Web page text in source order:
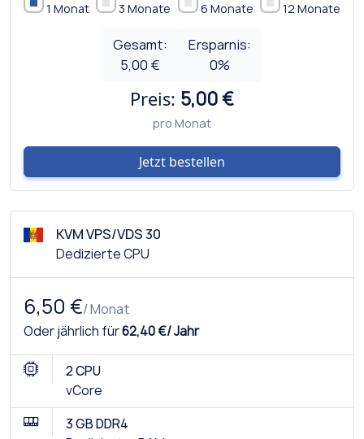
1 Monat 3 Monate 6 Monate 12 Monate
Gesamt:
5,00 €
Ersparnis:
0%
Preis: 5,00 €
pro Monat
Jetzt bestellen
KVM VPS/VDS 30
Dedizierte CPU
6,50 €/ Monat
Oder jährlich für62,40 €/ Jahr
2 CPU
vCore
3 GB DDR4